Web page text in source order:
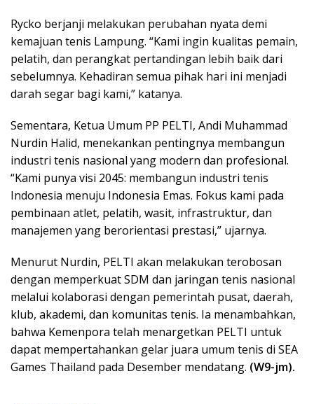
Rycko berjanji melakukan perubahan nyata demi
kemajuan tenis Lampung. “Kami ingin kualitas pemain,
pelatih, dan perangkat pertandingan lebih baik dari
sebelumnya. Kehadiran semua pihak hari ini menjadi
darah segar bagi kami,” katanya.
Sementara, Ketua Umum PP PELTI, Andi Muhammad
Nurdin Halid, menekankan pentingnya membangun
industri tenis nasional yang modern dan profesional.
“Kami punya visi 2045: membangun industri tenis
Indonesia menuju Indonesia Emas. Fokus kami pada
pembinaan atlet, pelatih, wasit, infrastruktur, dan
manajemen yang berorientasi prestasi,” ujarnya.
Menurut Nurdin, PELTI akan melakukan terobosan
dengan memperkuat SDM dan jaringan tenis nasional
melalui kolaborasi dengan pemerintah pusat, daerah,
klub, akademi, dan komunitas tenis. Ia menambahkan,
bahwa Kemenpora telah menargetkan PELTI untuk
dapat mempertahankan gelar juara umum tenis di SEA
Games Thailand pada Desember mendatang. (W9-jm).